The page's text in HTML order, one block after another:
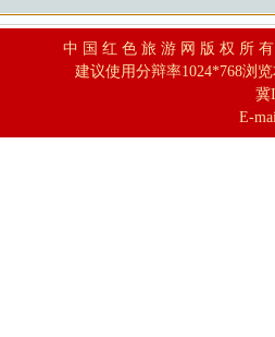
中 国 红 色 旅 游 网 版 权 所
建议使用分辩率1024*768浏
冀
E-